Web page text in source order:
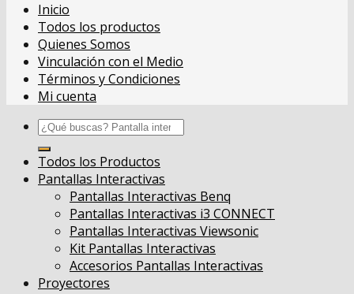
Inicio
Todos los productos
Quienes Somos
Vinculación con el Medio
Términos y Condiciones
Mi cuenta
Buscar
por:
Todos los Productos
Pantallas Interactivas
Pantallas Interactivas Benq
Pantallas Interactivas i3 CONNECT
Pantallas Interactivas Viewsonic
Kit Pantallas Interactivas
Accesorios Pantallas Interactivas
Proyectores